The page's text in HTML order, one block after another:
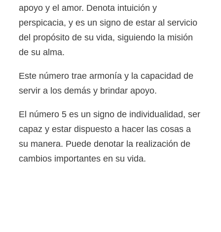
apoyo y el amor. Denota intuición y
perspicacia, y es un signo de estar al servicio
del propósito de su vida, siguiendo la misión
de su alma.
Este número trae armonía y la capacidad de
servir a los demás y brindar apoyo.
El número 5 es un signo de individualidad, ser
capaz y estar dispuesto a hacer las cosas a
su manera. Puede denotar la realización de
cambios importantes en su vida.